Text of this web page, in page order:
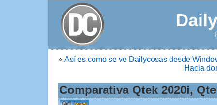
« Así es como se ve Dailycosas desde
Hacia
Comparativa Qtek 2020i,